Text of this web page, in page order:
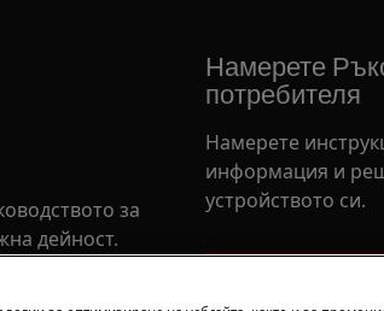
за
дейност.
Намерете
потребителя
Намерете
информация и
устройството си.
Свалете